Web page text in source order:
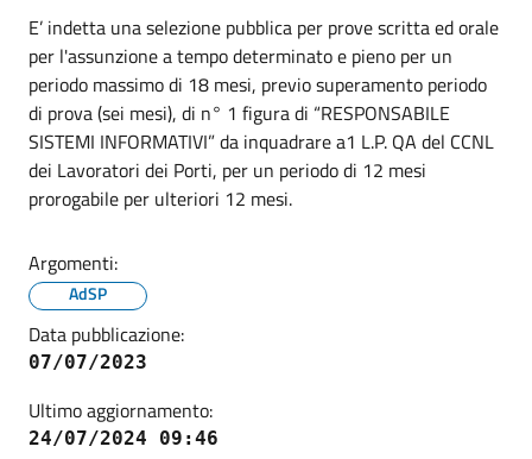
E’ indetta una selezione pubblica per prove scritta ed orale
per l'assunzione a tempo determinato e pieno per un
periodo massimo di 18 mesi, previo superamento periodo
di prova (sei mesi), di n° 1 figura di “RESPONSABILE
SISTEMI INFORMATIVI” da inquadrare a1 L.P. QA del CCNL
dei Lavoratori dei Porti, per un periodo di 12 mesi
prorogabile per ulteriori 12 mesi.
Argomenti:
AdSP
Data pubblicazione:
07/07/2023
Ultimo aggiornamento:
24/07/2024 09:46